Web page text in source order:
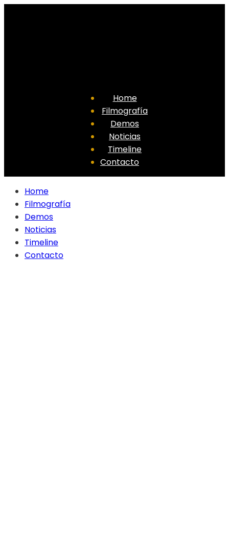
Home
Filmografía
Demos
Noticias
Timeline
Contacto
Home
Filmografía
Demos
Noticias
Timeline
Contacto